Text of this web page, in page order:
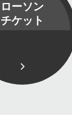
ローソン
チケット